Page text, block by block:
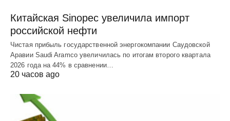
Китайская Sinopec увеличила импорт
российской нефти
Чистая прибыль государственной энергокомпании Саудовской
Аравии Saudi Aramco увеличилась по итогам второго квартала
2026 года на 44% в сравнении…
20 часов ago